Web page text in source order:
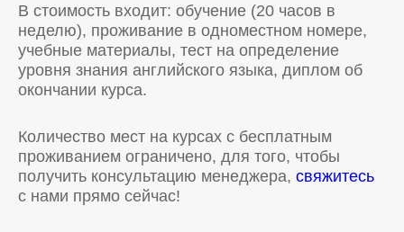
В стоимость входит: обучение (20 часов в
неделю), проживание в одноместном номере,
учебные материалы, тест на определение
уровня знания английского языка, диплом об
окончании курса.
Количество мест на курсах с бесплатным
проживанием ограничено, для того, чтобы
получить консультацию менеджера, свяжитесь
с нами прямо сейчас!